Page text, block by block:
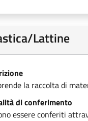
Lattine
la raccolta di
di conferimento
essere conferiti